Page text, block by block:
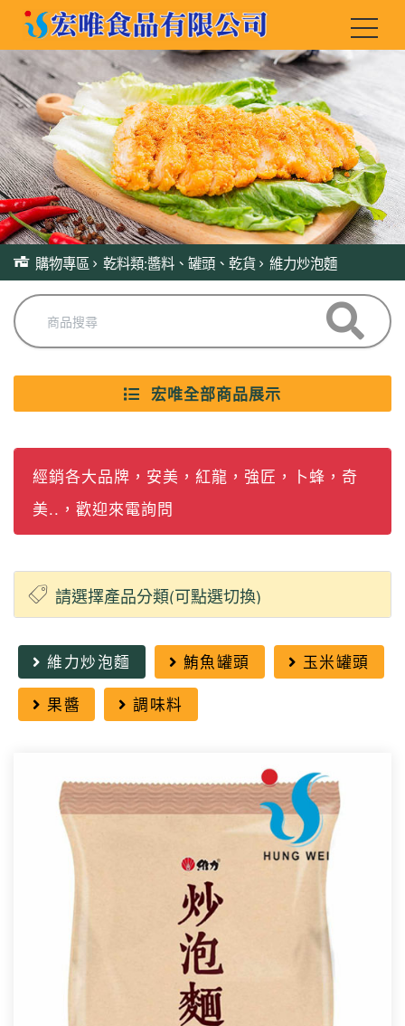
購物專區 乾料類:醬料、罐頭、乾貨 維力炒泡麵
宏唯全部商品展示
經銷各大品牌，安美，紅龍，強匠，卜蜂，奇
美..，歡迎來電詢問
維力炒泡麵 鮪魚罐頭
玉米罐頭
果醬
調味料